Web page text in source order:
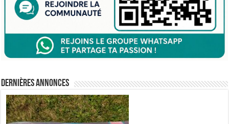
Dernières annonces